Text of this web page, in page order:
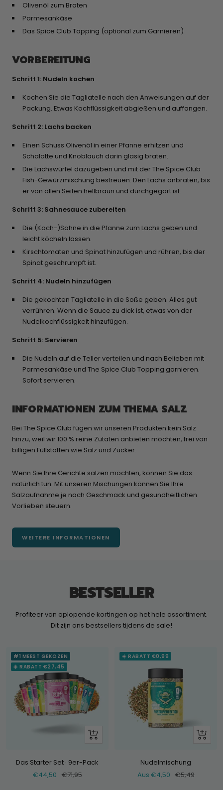
Olivenöl zum Braten
Parmesankäse
Das Spice Club Topping (optional zum Garnieren)
VORBEREITUNG
Schritt 1: Nudeln kochen
Kochen Sie die Tagliatelle nach den Anweisungen auf der
Packung. Etwas Kochflüssigkeit abgießen und auffangen.
Schritt 2: Lachs backen
Einen Schuss Olivenöl in einer Pfanne erhitzen und
Schalotte und Knoblauch darin glasig braten.
Die Lachswürfel dazugeben und mit der The Spice Club
Fish-Gewürzmischung bestreuen. Den Lachs anbraten, bis
er von allen Seiten hellbraun und durchgegart ist.
Schritt 3: Sahnesauce zubereiten
Die (Koch-)Sahne in die Pfanne zum Lachs geben und
leicht köcheln lassen.
Kirschtomaten und Spinat hinzufügen und rühren, bis der
Spinat geschrumpft ist.
Schritt 4: Nudeln hinzufügen
Die gekochten Tagliatelle in die Soße geben. Alles gut
verrühren. Wenn die Sauce zu dick ist, etwas von der
Nudelkochflüssigkeit hinzufügen.
Schritt 5: Servieren
Die Nudeln auf die Teller verteilen und nach Belieben mit
Parmesankäse und The Spice Club Topping garnieren.
Sofort servieren.
INFORMATIONEN ZUM THEMA SALZ
Bei The Spice Club fügen wir unseren Produkten kein Salz
hinzu, weil wir 100 % reine Zutaten anbieten möchten, frei von
billigen Füllstoffen wie Salz und Zucker.
Wenn Sie Ihre Gerichte salzen möchten, können Sie das
natürlich tun. Mit unseren Mischungen können Sie Ihre
Salzaufnahme je nach Geschmack und gesundheitlichen
Vorlieben steuern.
WEITERE INFORMATIONEN
BESTSELLER
Profiteer van oplopende kortingen op het hele assortiment.
Dit zijn ons bestsellers tijdens de sale!
#1 MEEST GEKOZEN
☀️ RABATT €27,45
+
Das Starter Set · 9er-Pack
Verkaufspreis
€44,50 Normaler
€71,95
☀️ RABATT €0,99
Schau
Nudelmischung
Verkaufspreis
Aus €4,50 Normaler
€5,49